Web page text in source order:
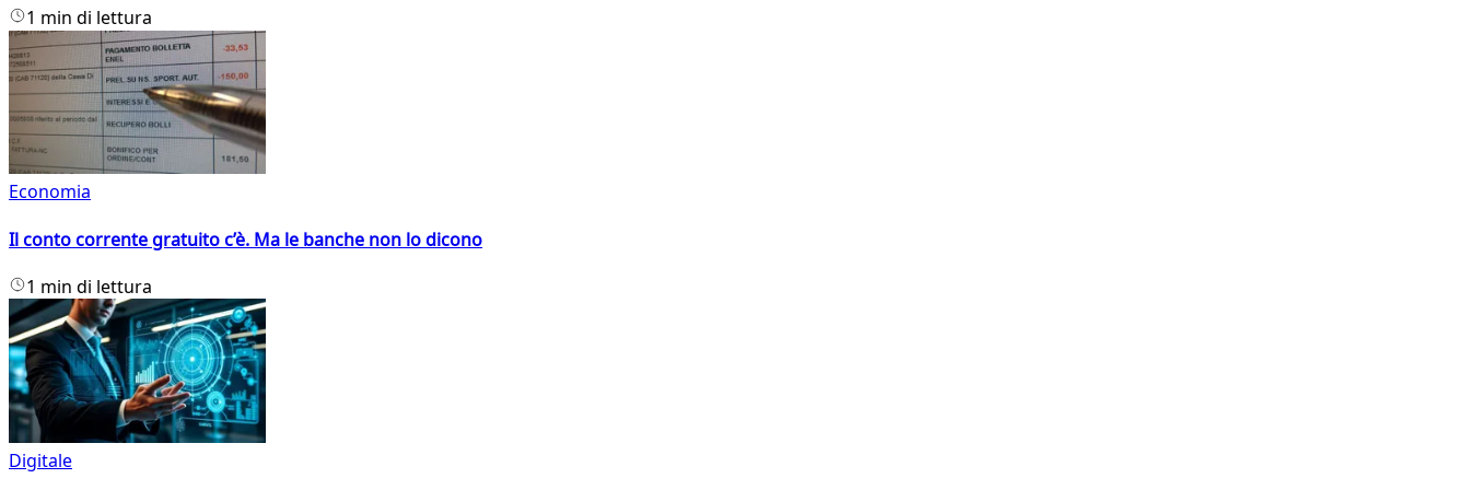
1 min di lettura
Economia
Il conto corrente gratuito c’è. Ma le banche non lo dicono
1 min di lettura
Digitale